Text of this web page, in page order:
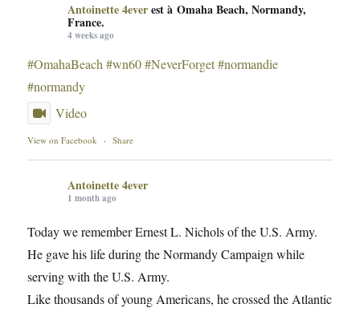
Antoinette 4ever est à Omaha Beach, Normandy,
France.
4 weeks ago
#OmahaBeach #wn60 #NeverForget #normandie
#normandy
Video
View on Facebook · Share
Antoinette 4ever
1 month ago
Today we remember Ernest L. Nichols of the U.S. Army.
He gave his life during the Normandy Campaign while
serving with the U.S. Army.
Like thousands of young Americans, he crossed the Atlantic